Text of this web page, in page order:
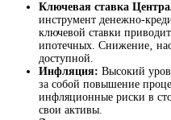
Ключевая ставка
инструмент денежно-
ключевой ставки
ипотечных. Снижение‚
доступной.
Инфляция: Высокий
за собой повышение
инфляционные риски в
свои активы.